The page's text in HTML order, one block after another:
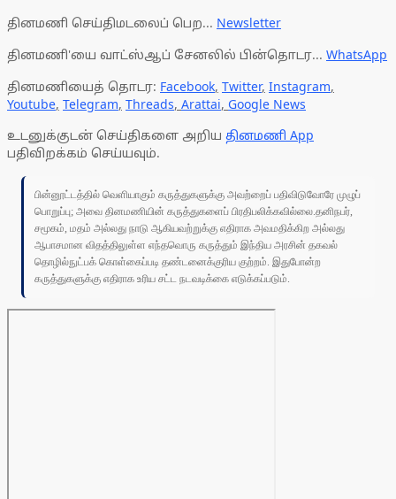
தினமணி செய்திமடலைப் பெற... Newsletter
தினமணி'யை வாட்ஸ்ஆப் சேனலில் பின்தொடர... WhatsApp
தினமணியைத் தொடர: Facebook, Twitter, Instagram,
Youtube, Telegram, Threads, Arattai, Google News
உடனுக்குடன் செய்திகளை அறிய தினமணி App
பதிவிறக்கம் செய்யவும்.
பின்னூட்டத்தில் வெளியாகும் கருத்துகளுக்கு அவற்றைப் பதிவிடுவோரே முழுப்
பொறுப்பு; அவை தினமணியின் கருத்துகளைப் பிரதிபலிக்கவில்லை.தனிநபர்,
சமூகம், மதம் அல்லது நாடு ஆகியவற்றுக்கு எதிராக அவமதிக்கிற அல்லது
ஆபாசமான விதத்திலுள்ள எந்தவொரு கருத்தும் இந்திய அரசின் தகவல்
தொழில்நுட்பக் கொள்கைப்படி தண்டனைக்குரிய குற்றம். இதுபோன்ற
கருத்துகளுக்கு எதிராக உரிய சட்ட நடவடிக்கை எடுக்கப்படும்.